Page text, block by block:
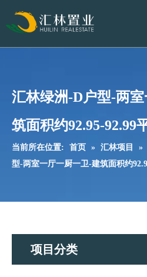
汇林项目
VR全景展示
公司新闻
人力资源
汇林绿洲-D户型-两
筑面积约92.95-92.99
当前所在位置: 首页 » 汇林项目 »
型-两室一厅一厨一卫-建筑面积约
项目分类